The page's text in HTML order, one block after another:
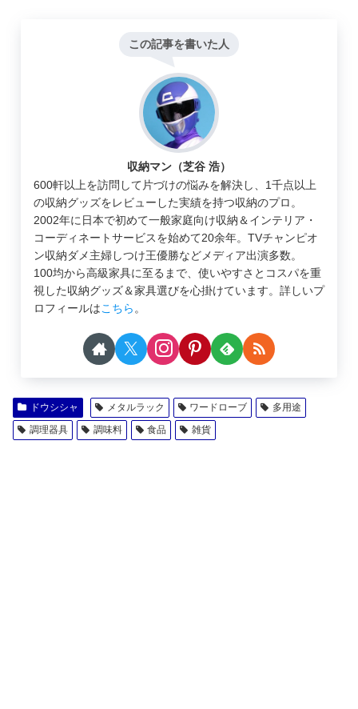
この記事を書いた人
収納マン（芝谷 浩）
600軒以上を訪問して片づけの悩みを解決し、1千点以上
の収納グッズをレビューした実績を持つ収納のプロ。
2002年に日本で初めて一般家庭向け収納＆インテリア・
コーディネートサービスを始めて20余年。TVチャンピオ
ン収納ダメ主婦しつけ王優勝などメディア出演多数。
100均から高級家具に至るまで、使いやすさとコスパを重
視した収納グッズ＆家具選びを心掛けています。詳しいプ
ロフィールはこちら 。
ドウシシャ メタルラック ワードローブ
多用途
調理器具
調味料 食品 雑貨